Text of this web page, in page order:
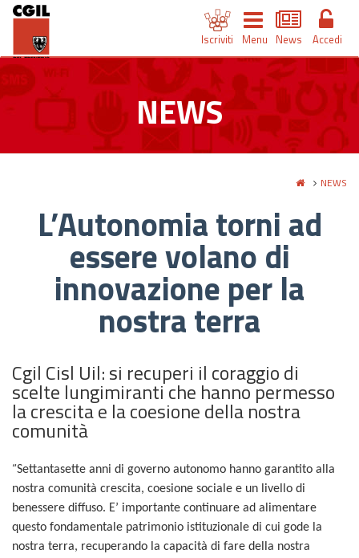
Iscriviti Menu News Accedi
NEWS
NEWS
L’Autonomia torni ad
essere volano di
innovazione per la
nostra terra
Cgil Cisl Uil: si recuperi il coraggio di
scelte lungimiranti che hanno permesso
la crescita e la coesione della nostra
comunità
“Settantasette anni di governo autonomo hanno garantito alla
nostra comunità crescita, coesione sociale e un livello di
benessere diffuso. E’ importante continuare ad alimentare
questo fondamentale patrimonio istituzionale di cui gode la
nostra terra, recuperando la capacità di fare della nostra